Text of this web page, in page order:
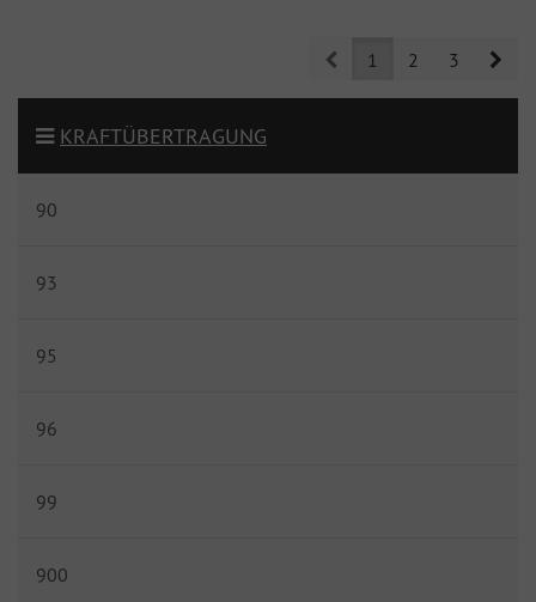
Prev1 2 3
KRAFTÜBERTRAGUNG
90
93
95
96
99
900